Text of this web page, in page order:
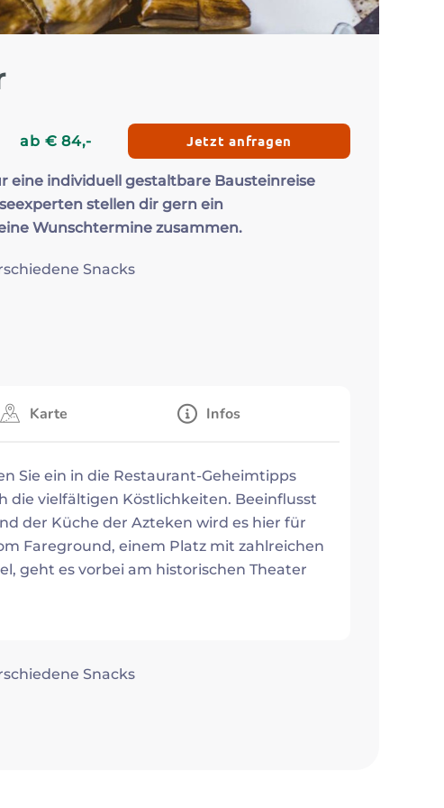
ab € 84,- Jetzt anfragen
eine individuell gestaltbare Bausteinreise
stellen dir gern ein
Wunschtermine zusammen.
Snacks
Karte Infos
Sie ein in die Restaurant-Geheimtipps
die vielfältigen Köstlichkeiten. Beeinflusst
der Küche der Azteken wird es hier für
Fareground, einem Platz mit zahlreichen
geht es vorbei am historischen Theater
Snacks
Zum Profil